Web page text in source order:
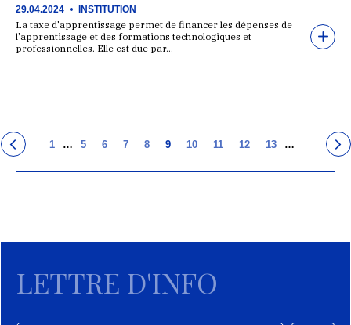
29.04.2024 INSTITUTION
La taxe d'apprentissage permet de financer les dépenses de
l'apprentissage et des formations technologiques et
professionnelles. Elle est due par…
1 … 5 6 7 8 9 10 11 12 13 …
LETTRE D'INFO